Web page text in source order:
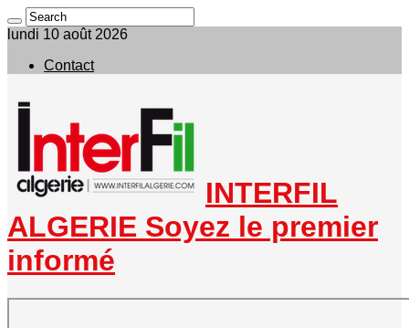
lundi 10 août 2026
Contact
INTERFIL
ALGERIE Soyez le premier
informé